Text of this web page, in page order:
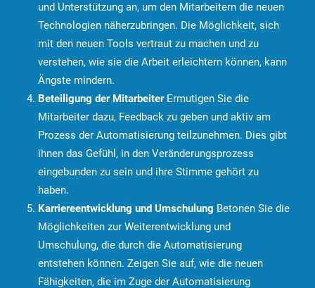
und Unterstützung an, um den Mitarbeitern die neuen
Technologien näherzubringen. Die Möglichkeit, sich
mit den neuen Tools vertraut zu machen und zu
verstehen, wie sie die Arbeit erleichtern können, kann
Ängste mindern.
Beteiligung der Mitarbeiter Ermutigen Sie die
Mitarbeiter dazu, Feedback zu geben und aktiv am
Prozess der Automatisierung teilzunehmen. Dies gibt
ihnen das Gefühl, in den Veränderungsprozess
eingebunden zu sein und ihre Stimme gehört zu
haben.
Karriereentwicklung und Umschulung Betonen Sie die
Möglichkeiten zur Weiterentwicklung und
Umschulung, die durch die Automatisierung
entstehen können. Zeigen Sie auf, wie die neuen
Fähigkeiten, die im Zuge der Automatisierung